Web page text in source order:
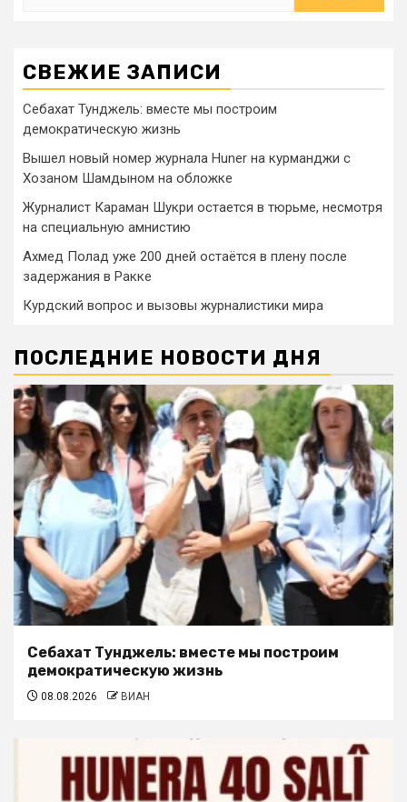
СВЕЖИЕ ЗАПИСИ
Себахат Тунджель: вместе мы построим
демократическую жизнь
Вышел новый номер журнала Huner на курманджи с
Хозаном Шамдыном на обложке
Журналист Караман Шукри остается в тюрьме, несмотря
на специальную амнистию
Ахмед Полад уже 200 дней остаётся в плену после
задержания в Ракке
Курдский вопрос и вызовы журналистики мира
ПОСЛЕДНИЕ НОВОСТИ ДНЯ
Себахат Тунджель: вместе мы построим
демократическую жизнь
08.08.2026 ВИАН